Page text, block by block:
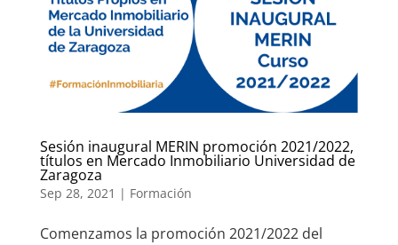
Sesión inaugural MERIN promoción 2021/2022,
títulos en Mercado Inmobiliario Universidad de
Zaragoza
Sep 28, 2021 | Formación
Comenzamos la promoción 2021/2022 del